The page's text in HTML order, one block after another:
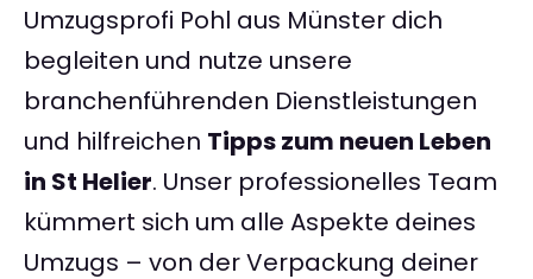
Umzugsprofi Pohl aus Münster dich
begleiten und nutze unsere
branchenführenden Dienstleistungen
und hilfreichen Tipps zum neuen Leben
in St Helier. Unser professionelles Team
kümmert sich um alle Aspekte deines
Umzugs – von der Verpackung deiner